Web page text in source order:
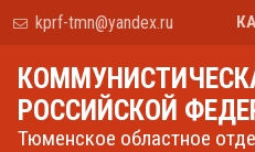
kprf-tmn@yandex.ru
РОССИЙСКОЙ
Тюменское областное